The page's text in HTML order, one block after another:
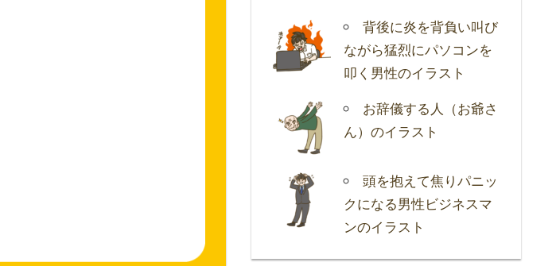
背後に炎を背負い叫び
ながら猛烈にパソコンを
叩く男性のイラスト
お辞儀する人（お爺さ
ん）のイラスト
頭を抱えて焦りパニッ
クになる男性ビジネスマ
ンのイラスト